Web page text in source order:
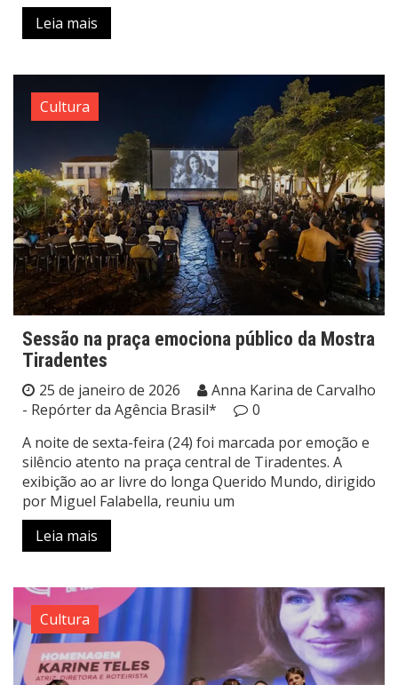
Leia mais
Cultura
Sessão na praça emociona público da Mostra
Tiradentes
25 de janeiro de 2026
Anna Karina de Carvalho
- Repórter da Agência Brasil*
0
A noite de sexta-feira (24) foi marcada por emoção e
silêncio atento na praça central de Tiradentes. A
exibição ao ar livre do longa Querido Mundo, dirigido
por Miguel Falabella, reuniu um
Leia mais
Cultura